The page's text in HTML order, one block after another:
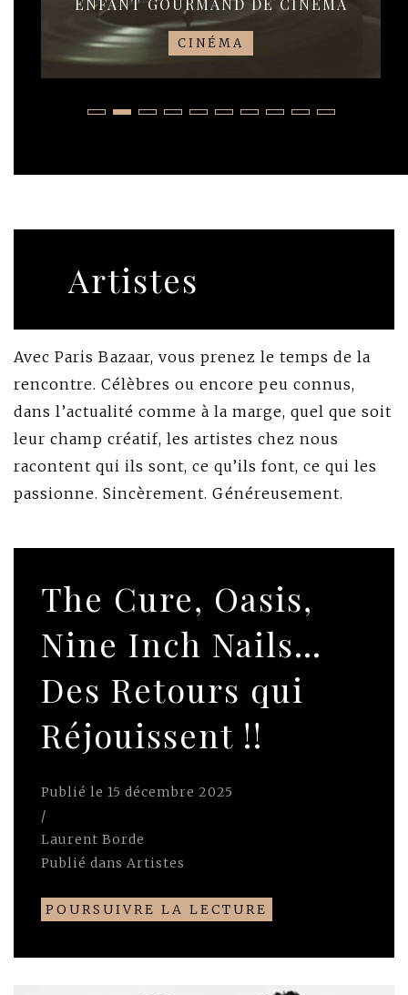
ENFANT GOURMAND DE CINÉMA
CINÉMA
Artistes
Avec Paris Bazaar, vous prenez le temps de la
rencontre. Célèbres ou encore peu connus,
dans l’actualité comme à la marge, quel que soit
leur champ créatif, les artistes chez nous
racontent qui ils sont, ce qu’ils font, ce qui les
passionne. Sincèrement. Généreusement.
The Cure, Oasis,
Nine Inch Nails…
Des Retours qui
Réjouissent !!
Publié le 15 décembre 2025
/
Laurent Borde
Publié dans Artistes
POURSUIVRE LA LECTURE